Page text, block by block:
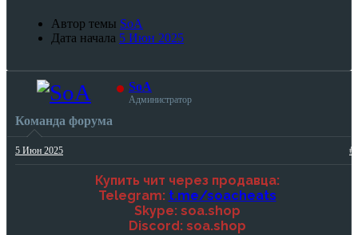
Автор темы SoA
Дата начала 5 Июн 2025
SoA
Администратор
Команда форума
5 Июн 2025 #1
Купить чит через продавца:
Telegram: t.me/soacheats
Skype: soa.shop
Discord: soa.shop